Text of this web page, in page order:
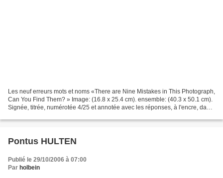
Les neuf erreurs mots et noms «There are Nine Mistakes in This Photograph,
Can You Find Them? » Image: (16.8 x 25.4 cm). ensemble: (40.3 x 50.1 cm).
Signée, titrée, numérotée 4/25 et annotée avec les réponses, à l'encre, dans
Pontus HULTEN
Publié le 29/10/2006 à 07:00
Par holbein